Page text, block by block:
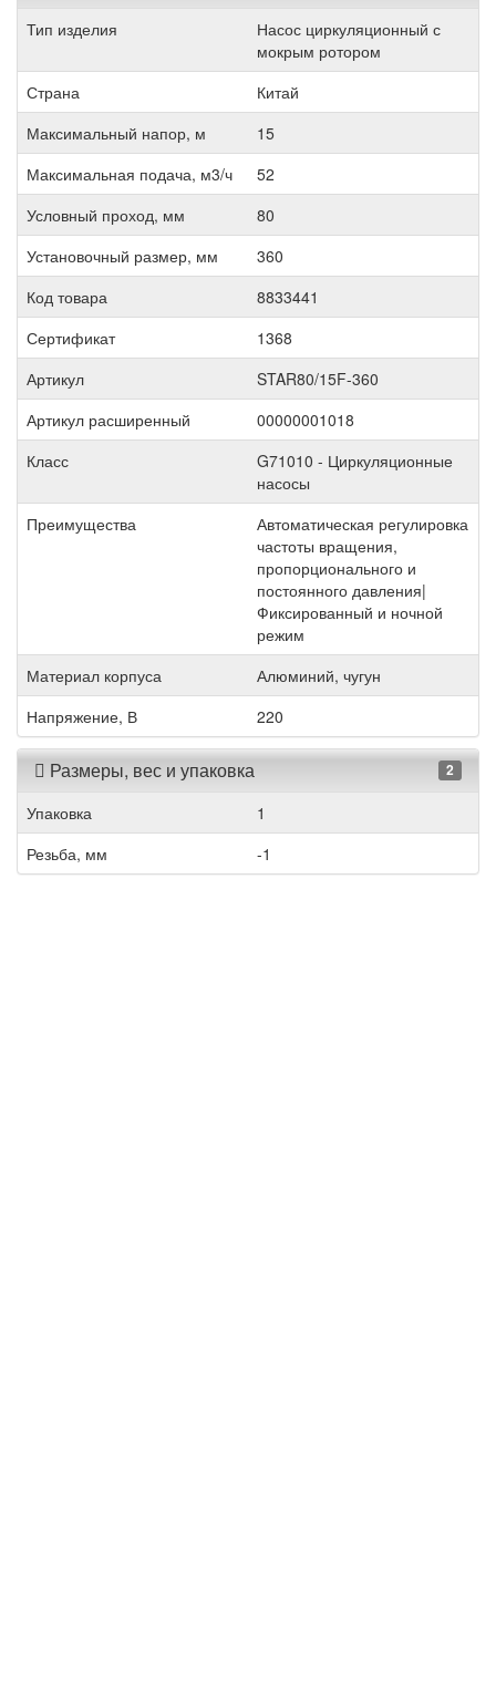
Тип изделия
Насос циркуляционный с
мокрым ротором
Страна
Китай
Максимальный напор, м
15
Максимальная подача, м3/ч
52
Условный проход, мм
80
Установочный размер, мм
360
Код товара
8833441
Сертификат
1368
Артикул
STAR80/15F-360
Артикул расширенный
00000001018
Класс
G71010 - Циркуляционные
насосы
Преимущества
Автоматическая регулировка
частоты вращения,
пропорционального и
постоянного давления|
Фиксированный и ночной
режим
Материал корпуса
Алюминий, чугун
Напряжение, В
220
Размеры, вес и упаковка 2
Упаковка
1
Резьба, мм
-1